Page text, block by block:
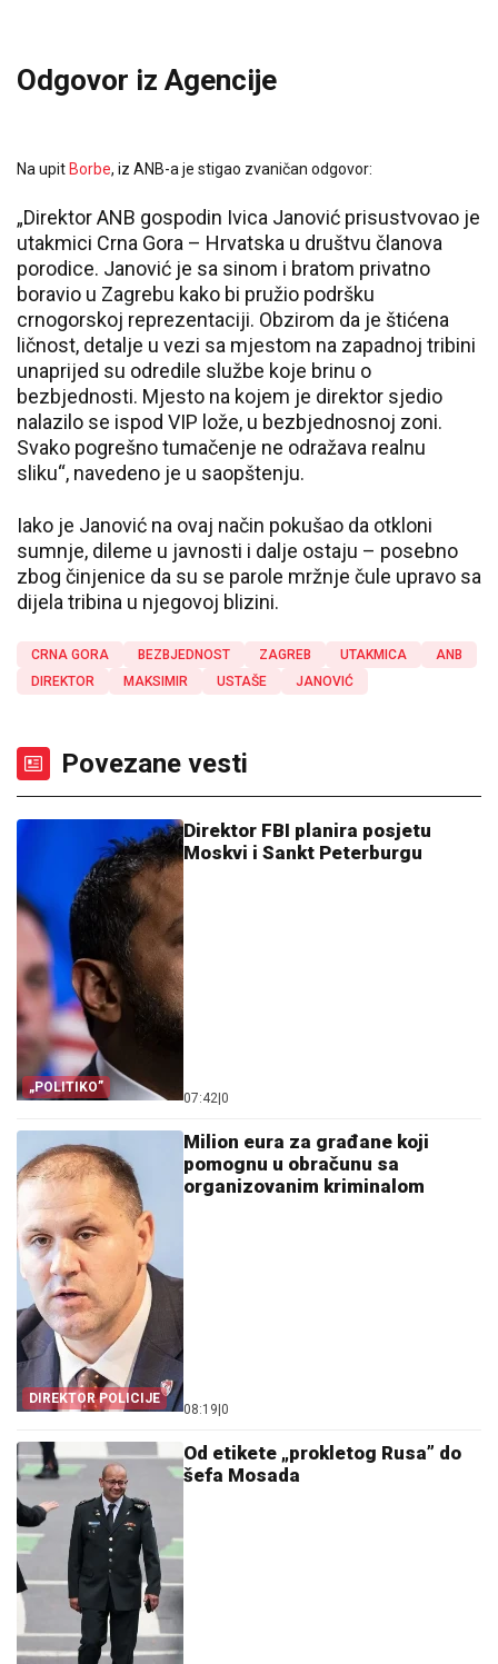
Odgovor iz Agencije
Na upit Borbe, iz ANB-a je stigao zvaničan odgovor:
„Direktor ANB gospodin Ivica Janović prisustvovao je
utakmici Crna Gora – Hrvatska u društvu članova
porodice. Janović je sa sinom i bratom privatno
boravio u Zagrebu kako bi pružio podršku
crnogorskoj reprezentaciji. Obzirom da je štićena
ličnost, detalje u vezi sa mjestom na zapadnoj tribini
unaprijed su odredile službe koje brinu o
bezbjednosti. Mjesto na kojem je direktor sjedio
nalazilo se ispod VIP lože, u bezbjednosnoj zoni.
Svako pogrešno tumačenje ne odražava realnu
sliku“, navedeno je u saopštenju.
Iako je Janović na ovaj način pokušao da otkloni
sumnje, dileme u javnosti i dalje ostaju – posebno
zbog činjenice da su se parole mržnje čule upravo sa
dijela tribina u njegovoj blizini.
CRNA GORA BEZBJEDNOST ZAGREB UTAKMICA
ANB
DIREKTOR
MAKSIMIR USTAŠE JANOVIĆ
Povezane vesti
„POLITIKO”
Direktor FBI planira posjetu
Moskvi i Sankt Peterburgu
07:42 0
DIREKTOR POLICIJE
Milion eura za građane koji
pomognu u obračunu sa
organizovanim kriminalom
08:19 0
Od etikete „prokletog Rusa” do
šefa Mosada